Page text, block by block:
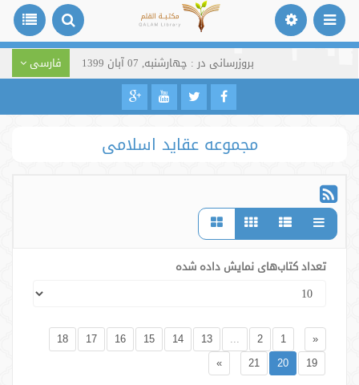
بروزرسانی در : چهارشنبه, 07 آبان 1399 فارسی
مجموعه عقاید اسلامی
تعداد کتاب‌های نمایش داده شده
«
1
2
...
13
14
15
16
17
18
19
20
21
»